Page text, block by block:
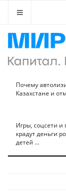
Почему
Казахстане и
Игры, соцсети
крадут деньги
детей ...